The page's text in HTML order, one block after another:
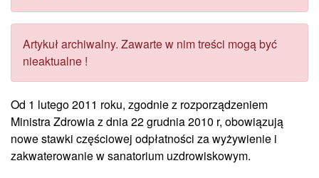
Artykuł archiwalny. Zawarte w nim treści mogą być
nieaktualne !
Od 1 lutego 2011 roku, zgodnie z rozporządzeniem
Ministra Zdrowia z dnia 22 grudnia 2010 r, obowiązują
nowe stawki częściowej odpłatności za wyżywienie i
zakwaterowanie w sanatorium uzdrowiskowym.